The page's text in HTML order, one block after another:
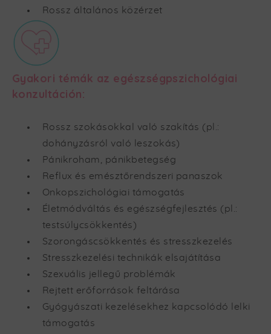
Rossz általános közérzet
Gyakori témák az egészségpszichológiai
konzultáción:
Rossz szokásokkal való szakítás (pl.:
dohányzásról való leszokás)
Pánikroham, pánikbetegség
Reflux és emésztőrendszeri panaszok
Onkopszichológiai támogatás
Életmódváltás és egészségfejlesztés (pl.:
testsúlycsökkentés)
Szorongáscsökkentés és stresszkezelés
Stresszkezelési technikák elsajátítása
Szexuális jellegű problémák
Rejtett erőforrások feltárása
Gyógyászati kezelésekhez kapcsolódó lelki
támogatás